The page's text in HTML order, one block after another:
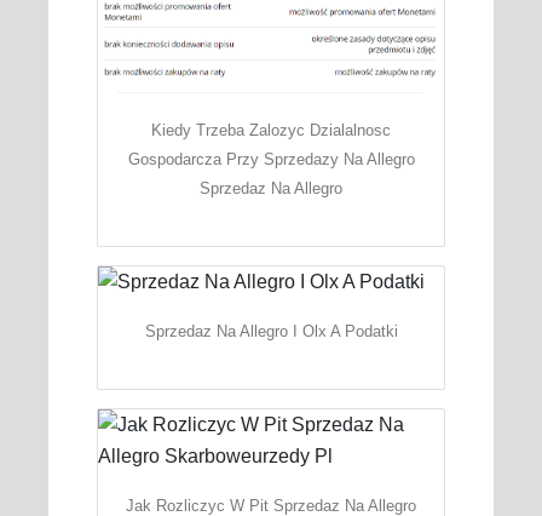
Kiedy Trzeba Zalozyc Dzialalnosc
Gospodarcza Przy Sprzedazy Na Allegro
Sprzedaz Na Allegro
Sprzedaz Na Allegro I Olx A Podatki
Jak Rozliczyc W Pit Sprzedaz Na Allegro